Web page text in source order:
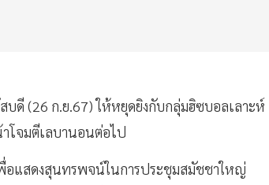
บดี (26 ก.ย.67) ให้หยุดยิงกับกลุ่มฮิซบอลเลาะห์
โจมตีเลบานอนต่อไป
อแสดงสุนทรพจน์ในการประชุมสมัชชาใหญ่